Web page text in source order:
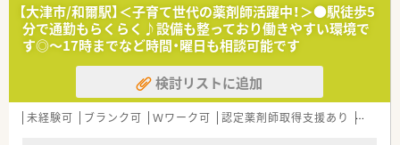
【大津市/和爾駅】＜子育て世代の薬剤師活躍中！＞●駅徒歩5
分で通勤もらくらく♪設備も整っており働きやすい環境で
す◎～17時までなど時間・曜日も相談可能です
検討リストに追加
未経験可 ブランク可 Ｗワーク可 認定薬剤師取得支援あり 教育制